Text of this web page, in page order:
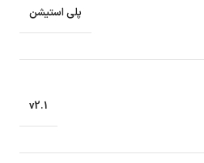
پلی استیشن
v2.1